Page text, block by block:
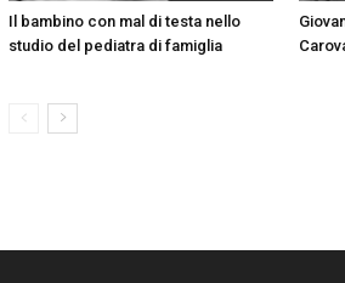
Il bambino con mal di testa nello
studio del pediatra di famiglia